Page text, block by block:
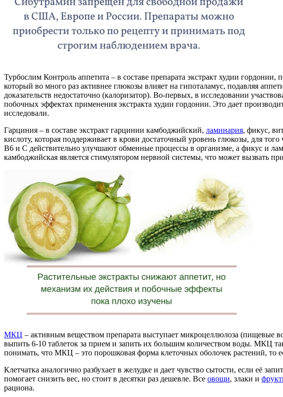
Турбослим Контроль аппетита – в составе препарата экстракт худии
который во много раз активнее глюкозы влияет на гипоталамус, подавляя
доказательств недостаточно (калоризатор). Во-первых, в исследовании
побочных эффектах применения экстракта худии гордонии. Это дает
исследовали.
Гарциния – в составе экстракт гарцинии камбоджийский, ламинария, фикус,
кислоту, которая поддерживает в крови достаточный уровень глюкозы, для
В6 и С действительно улучшают обменные процессы в организме, а фикус и
камбоджийская является стимулятором нервной системы, что может вызвать
МКЦ – активным веществом препарата выступает микроцеллюлоза (пищевые
выпить 6-10 таблеток за прием и запить их большим количеством воды. МКЦ
понимать, что МКЦ – это порошковая форма клеточных оболочек растений, то
Клетчатка аналогично разбухает в желудке и дает чувство сытости, если её
помогает снизить вес, но стоит в десятки раз дешевле. Все овощи, злаки и
рациона.